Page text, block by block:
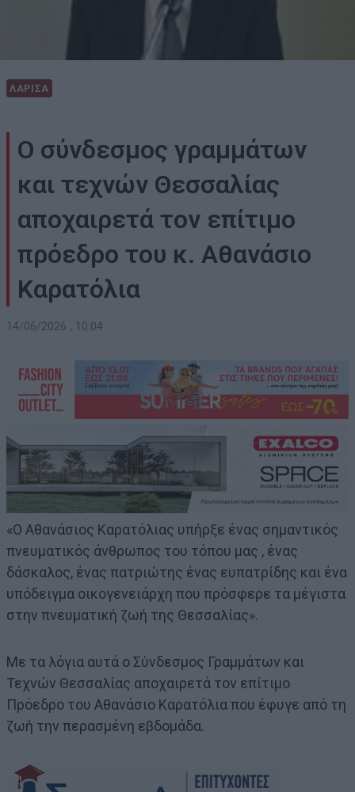
ΛΑΡΙΣΑ
Ο σύνδεσμος γραμμάτων
και τεχνών Θεσσαλίας
αποχαιρετά τον επίτιμο
πρόεδρο του κ. Αθανάσιο
Καρατόλια
14/06/2026 , 10:04
«Ο Αθανάσιος Καρατόλιας υπήρξε ένας σημαντικός
πνευματικός άνθρωπος του τόπου μας , ένας
δάσκαλος, ένας πατριώτης ένας ευπατρίδης και ένα
υπόδειγμα οικογενειάρχη που πρόσφερε τα μέγιστα
στην πνευματική ζωή της Θεσσαλίας».
Με τα λόγια αυτά ο Σύνδεσμος Γραμμάτων και
Τεχνών Θεσσαλίας αποχαιρετά τον επίτιμο
Πρόεδρο του Αθανάσιο Καρατόλια που έφυγε από τη
ζωή την περασμένη εβδομάδα.